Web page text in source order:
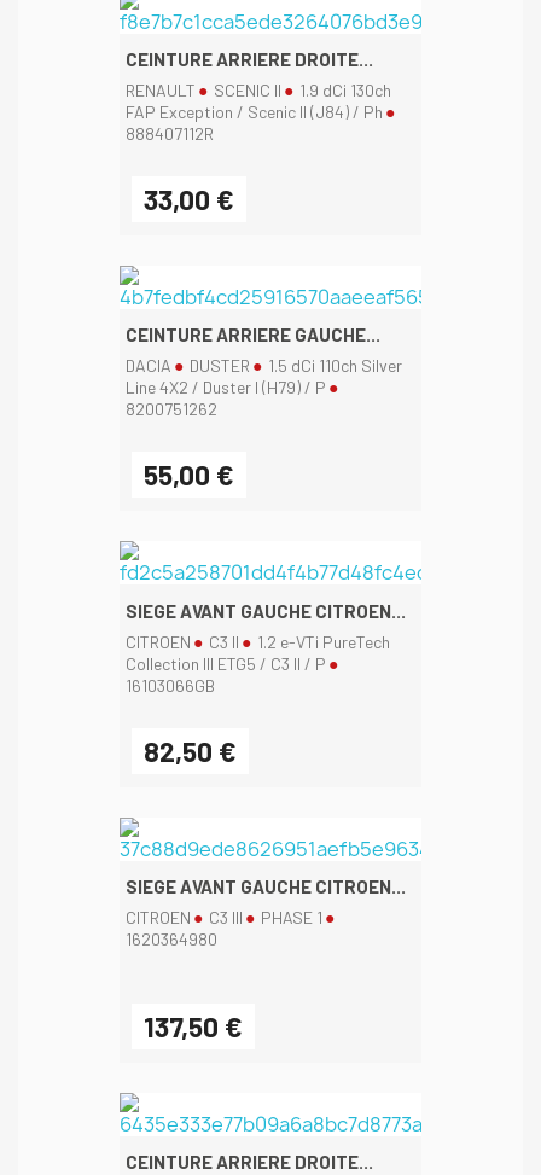
CEINTURE ARRIERE DROITE...
RENAULT SCENIC II
1.9 dCi 130ch
FAP Exception / Scenic II (J84) / Ph
888407112R
33,00 €
CEINTURE ARRIERE GAUCHE...
DACIA DUSTER
1.5 dCi 110ch Silver
Line 4X2 / Duster I (H79) / P
8200751262
55,00 €
SIEGE AVANT GAUCHE CITROEN...
CITROEN C3 II
1.2 e-VTi PureTech
Collection III ETG5 / C3 II / P
16103066GB
82,50 €
SIEGE AVANT GAUCHE CITROEN...
CITROEN C3 III
PHASE 1
1620364980
137,50 €
CEINTURE ARRIERE DROITE...